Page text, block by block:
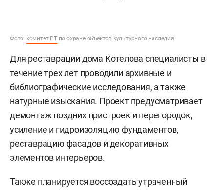
Фото: комитет РТпо охране объектов культурного наследия
Для реставрации дома Котелова специалисты в
течение трех лет проводили архивные и
библиографические исследования, а также
натурные изыскания. Проект предусматривает
демонтаж поздних пристроек и перегородок,
усиление и гидроизоляцию фундаментов,
реставрацию фасадов и декоративных
элементов интерьеров.
Также планируется воссоздать утраченный